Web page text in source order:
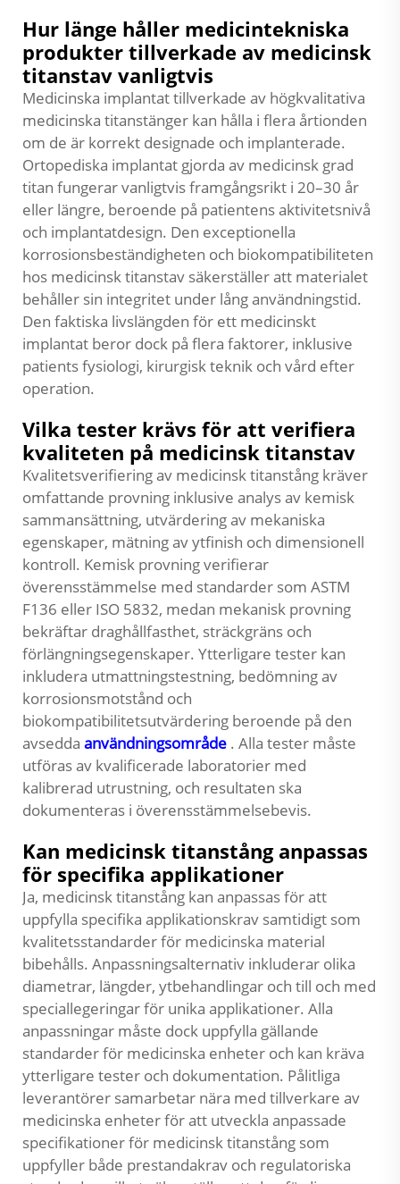
Hur länge håller medicintekniska
produkter tillverkade av medicinsk
titanstav vanligtvis
Medicinska implantat tillverkade av högkvalitativa
medicinska titanstänger kan hålla i flera årtionden
om de är korrekt designade och implanterade.
Ortopediska implantat gjorda av medicinsk grad
titan fungerar vanligtvis framgångsrikt i 20–30 år
eller längre, beroende på patientens aktivitetsnivå
och implantatdesign. Den exceptionella
korrosionsbeständigheten och biokompatibiliteten
hos medicinsk titanstav säkerställer att materialet
behåller sin integritet under lång användningstid.
Den faktiska livslängden för ett medicinskt
implantat beror dock på flera faktorer, inklusive
patients fysiologi, kirurgisk teknik och vård efter
operation.
Vilka tester krävs för att verifiera
kvaliteten på medicinsk titanstav
Kvalitetsverifiering av medicinsk titanstång kräver
omfattande provning inklusive analys av kemisk
sammansättning, utvärdering av mekaniska
egenskaper, mätning av ytfinish och dimensionell
kontroll. Kemisk provning verifierar
överensstämmelse med standarder som ASTM
F136 eller ISO 5832, medan mekanisk provning
bekräftar draghållfasthet, sträckgräns och
förlängningsegenskaper. Ytterligare tester kan
inkludera utmattningstestning, bedömning av
korrosionsmotstånd och
biokompatibilitetsutvärdering beroende på den
avsedda användningsområde . Alla tester måste
utföras av kvalificerade laboratorier med
kalibrerad utrustning, och resultaten ska
dokumenteras i överensstämmelsebevis.
Kan medicinsk titanstång anpassas
för specifika applikationer
Ja, medicinsk titanstång kan anpassas för att
uppfylla specifika applikationskrav samtidigt som
kvalitetsstandarder för medicinska material
bibehålls. Anpassningsalternativ inkluderar olika
diametrar, längder, ytbehandlingar och till och med
speciallegeringar för unika applikationer. Alla
anpassningar måste dock uppfylla gällande
standarder för medicinska enheter och kan kräva
ytterligare tester och dokumentation. Pålitliga
leverantörer samarbetar nära med tillverkare av
medicinska enheter för att utveckla anpassade
specifikationer för medicinsk titanstång som
uppfyller både prestandakrav och regulatoriska